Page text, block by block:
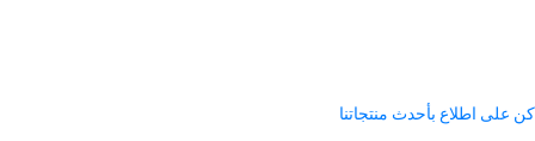
كن على اطلاع بأحدث منتجاتنا